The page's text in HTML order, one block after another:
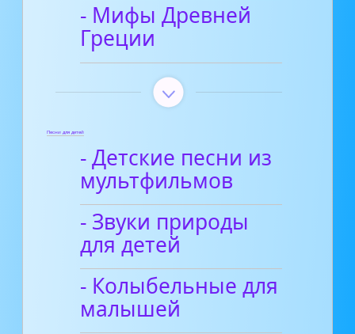
- Мифы Древней
Греции
Песни для детей
- Детские песни из
мультфильмов
- Звуки природы
для детей
- Колыбельные для
малышей